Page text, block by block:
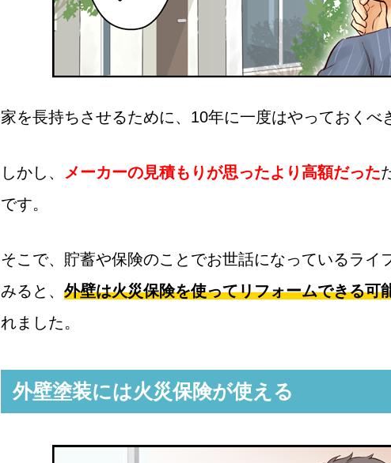
家を長持ちさせるために、10年に一度はやっておくべ
しかし、 メーカーの見積もりが思ったより高額だった
です。
そこで、貯蓄や保険のことでお世話になっているライ
みると、 外壁は火災保険を使ってリフォームできる可
れました。
外壁塗装には火災保険が使える